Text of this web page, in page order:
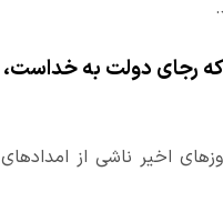
رجای دولت به خداست،
اخیر ناشی از امدادهای